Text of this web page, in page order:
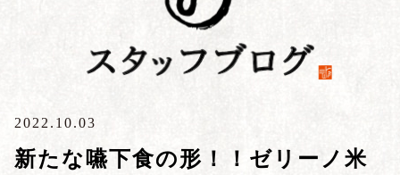
2022.10.03
新たな嚥下食の形！！ゼリーノ米